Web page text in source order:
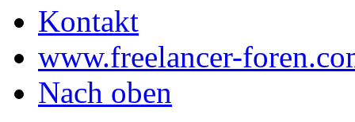
Kontakt
www.freelancer-
Nach oben